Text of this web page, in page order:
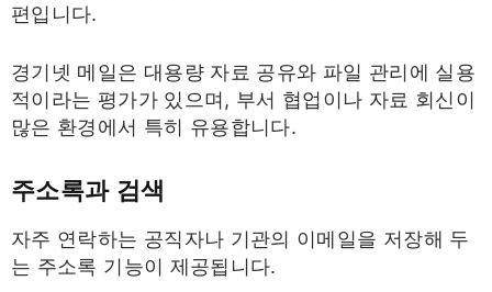
편입니다.
경기넷 메일은 대용량 자료 공유와 파일 관리에 실용
적이라는 평가가 있으며, 부서 협업이나 자료 회신이
많은 환경에서 특히 유용합니다.
주소록과 검색
자주 연락하는 공직자나 기관의 이메일을 저장해 두
는 주소록 기능이 제공됩니다.